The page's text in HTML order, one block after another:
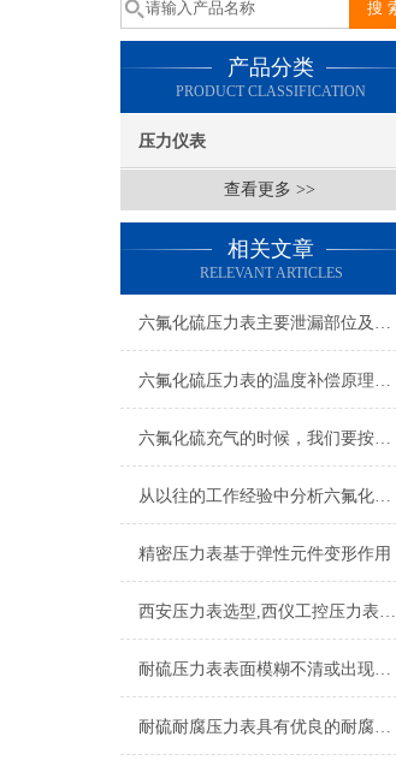
产品分类
PRODUCT CLASSIFICATION
压力仪表
查看更多 >>
相关文章
RELEVANT ARTICLES
六氟化硫压力表主要泄漏部位及处理方法
六氟化硫压力表的温度补偿原理你了解多少？
六氟化硫充气的时候，我们要按照步骤来操作才能保证安全
从以往的工作经验中分析六氟化硫压力表可能遇到的问题
精密压力表基于弹性元件变形作用
西安压力表选型,西仪工控压力表厂家
耐硫压力表表面模糊不清或出现水珠可以这样子处理
耐硫耐腐压力表具有优良的耐腐蚀性能